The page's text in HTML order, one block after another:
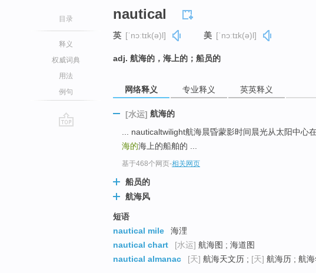
目录
释义
权威词典
用法
例句
nautical
英 [ˈnɔːtɪk(ə)l] 美 [ˈnɔːtɪk(ə)l]
adj. 航海的，海上的；船员的
网络释义 专业释义 英英释义
[水运] 航海的
... nauticaltwilight航海晨昏蒙影时间晨光从太阳中心
海的海上的船舶的 ...
基于468个网页-相关网页
船员的
航海风
短语
nautical mile
海浬
nautical chart
[水运] 航海图 ; 海道图
nautical almanac
[天] 航海天文历 ; [天] 航海历 ; 航